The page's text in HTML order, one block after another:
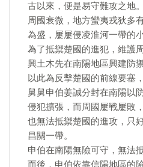
古以來，便是易守難攻之地
周國衰微，地方蠻夷戎狄多
為盛，屢屢侵凌淮河一帶的
為了抵禦楚國的進犯，維護
興土木先在南陽地區興建防
以此為反擊楚國的前線要塞
舅舅申伯姜誠分封在南陽以
侵犯擴張，而周國屢戰屢敗
也無法抵禦楚國的進攻，只
昌關一帶。
申伯在南陽無險可守，無法
而後，申伯依靠信陽地區的